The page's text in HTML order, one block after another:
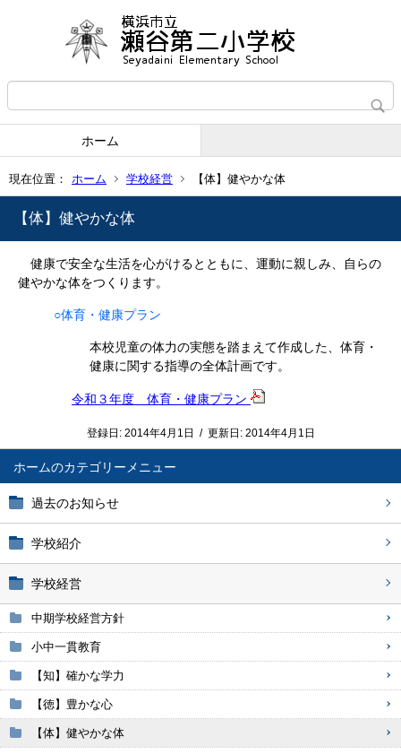
ホーム
現在位置： ホーム 学校経営 【体】健やかな体
ホーム
過去のお知らせ
学校紹介
学校経営
中期学校経営方針
小中一貫教育
【知】確かな学力
【徳】豊かな心
【体】健やかな体
【体】健やかな体
健康で安全な生活を心がけるとともに、運動に親しみ、自らの
健やかな体をつくります。
○体育・健康プラン
本校児童の体力の実態を踏まえて作成した、体育・
健康に関する指導の全体計画です。
令和３年度 体育・健康プラン
登録日: 2014年4月1日 / 更新日: 2014年4月1日